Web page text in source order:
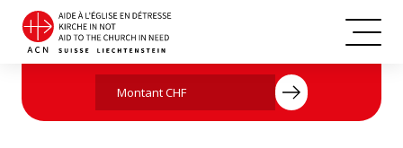
Éthiopie
Agissez maintenant par votre don